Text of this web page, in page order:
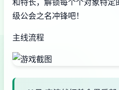
级公会之名冲锋吧！
主线流程